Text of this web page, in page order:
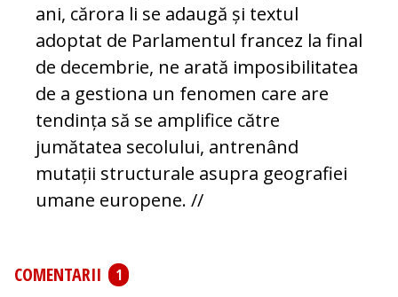
ani, cărora li se adaugă și textul
adoptat de Parlamentul francez la final
de decembrie, ne arată imposibilitatea
de a gestiona un fenomen care are
tendința să se amplifice către
jumătatea secolului, antrenând
mutații structurale asupra geografiei
umane europene. //
COMENTARII
1